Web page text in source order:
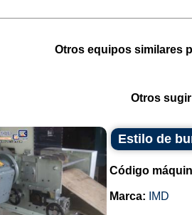
Otros equipos similares
Otros
Estilo de
Código
Marca: IMD